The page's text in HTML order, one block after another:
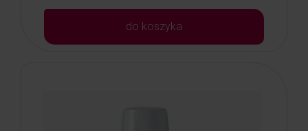
do koszyka